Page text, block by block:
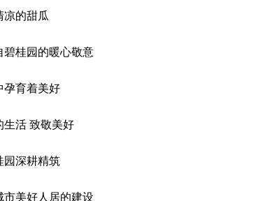
凉的甜瓜
碧桂园的暖心敬意
孕育着美好
生活 致敬美好
园深耕精筑
市美好人居的建设